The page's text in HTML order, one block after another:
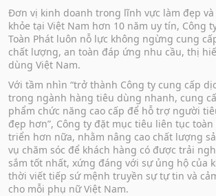
Đơn vị kinh doanh trong lĩnh vực làm đẹp và
khỏe tại Việt Nam hơn 10 năm uy tín, Công
Toàn Phát luôn nỗ lực không ngừng cung
chất lượng, an toàn đáp ứng nhu cầu, thị
dùng Việt Nam.
Với tầm nhìn “trở thành Công ty cung cấp
trong ngành hàng tiêu dùng nhanh, cung
phẩm chức năng cao cấp để hỗ trợ người
đẹp hơn”, Công ty đặt mục tiêu liên tục
triển hơn nữa, nhằm nâng cao chất lượng
vụ chăm sóc để khách hàng có được trải
sắm tốt nhất, xứng đáng với sự ủng hộ của
thời viết tiếp sứ mệnh truyền sự tự tin và
cho mỗi phụ nữ Việt Nam.